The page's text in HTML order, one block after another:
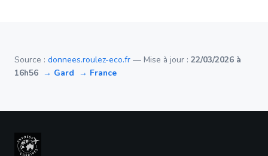
Source : donnees.roulez-eco.fr — Mise à jour : 22/03/2026 à
16h56 → Gard → France